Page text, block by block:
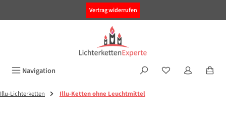
Vertrag widerrufen
Navigation
Illu-Lichterketten Illu-Ketten ohne Leuchtmittel